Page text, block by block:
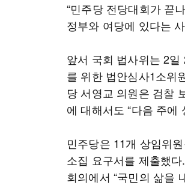
“민주당 전당대회가 끝
정부와 여당에 있다는
앞서 국회 법사위는 2
를 위한 법안심사1소위
당 서영교 의원은 검찰
에 대해서도 “다음 주에
민주당은 11개 상임위
소집 요구서를 제출했
회의에서 “국민의 삶을